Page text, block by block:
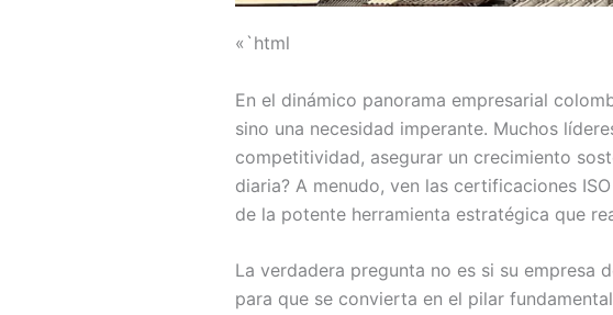
«`html
En el dinámico panorama empresarial
sino una necesidad imperante. Muchos
competitividad, asegurar un crecimiento
diaria? A menudo, ven las certificaciones
de la potente herramienta estratégica que
La verdadera pregunta no es si su empresa
para que se convierta en el pilar